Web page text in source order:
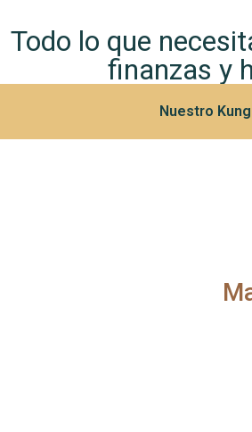
Todo lo que
finanzas y
Nuestro